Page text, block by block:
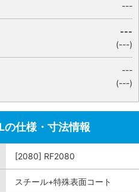
---
---
(---)
---
(---)
仕様・寸法情報
[2080] RF2080
スチール+特殊表面コート